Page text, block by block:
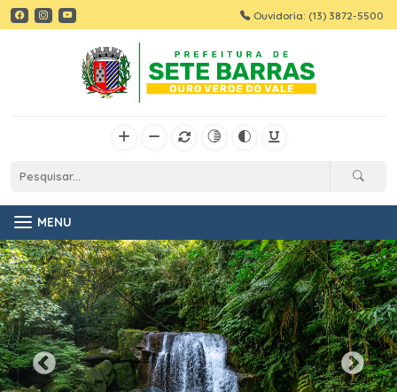
Ouvidoria: (13) 3872-5500
MENU